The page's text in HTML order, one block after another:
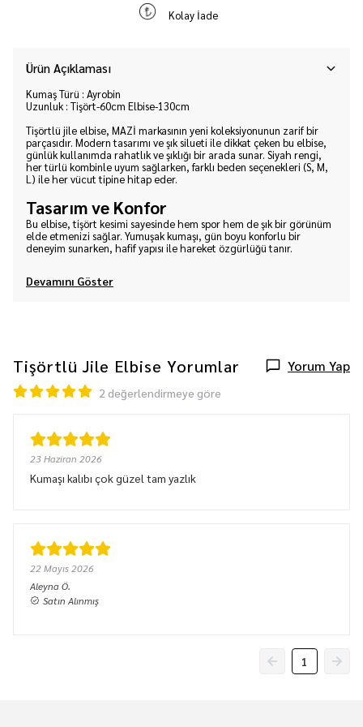
Kolay İade
Ürün Açıklaması
Kumaş Türü : Ayrobin
Uzunluk : Tişört-60cm Elbise-130cm
Tişörtlü jile elbise, MAZİ markasının yeni koleksiyonunun zarif bir
parçasıdır. Modern tasarımı ve şık silueti ile dikkat çeken bu elbise,
günlük kullanımda rahatlık ve şıklığı bir arada sunar. Siyah rengi,
her türlü kombinle uyum sağlarken, farklı beden seçenekleri (S, M,
L) ile her vücut tipine hitap eder.
Tasarım ve Konfor
Bu elbise, tişört kesimi sayesinde hem spor hem de şık bir görünüm
elde etmenizi sağlar. Yumuşak kumaşı, gün boyu konforlu bir
deneyim sunarken, hafif yapısı ile hareket özgürlüğü tanır.
Devamını Göster
Tişörtlü Jile Elbise Yorumlar Yorum Yap
2 değerlendirmeye göre
23 Haziran 2026
Kumaşı kalıbı çok güzel tam yazlık
22 Mayıs 2026
AleynaÖ.
Satın Alınmış
1